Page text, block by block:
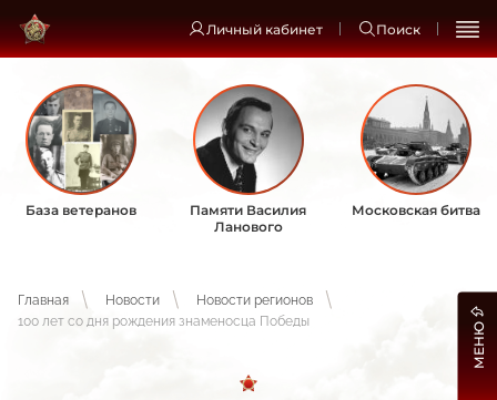
Личный кабинет Поиск
База ветеранов
Памяти Василия
Ланового
Московская битва
Главная Новости
Новости регионов
100 лет со дня рождения знаменосца Победы
МЕНЮ